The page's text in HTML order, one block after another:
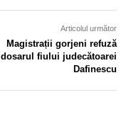
Articolul următor
Magistrații gorjeni refuză
dosarul fiului judecătoarei
Dafinescu